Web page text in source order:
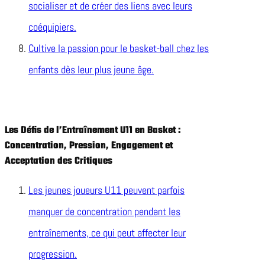
socialiser et de créer des liens avec leurs
coéquipiers.
Cultive la passion pour le basket-ball chez les
enfants dès leur plus jeune âge.
Les Défis de l’Entraînement U11 en Basket :
Concentration, Pression, Engagement et
Acceptation des Critiques
Les jeunes joueurs U11 peuvent parfois
manquer de concentration pendant les
entraînements, ce qui peut affecter leur
progression.